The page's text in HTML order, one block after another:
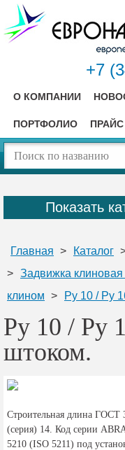
+7
О КОМПАНИИ
ПОРТФОЛИО ПРАЙС
Показать
Главная > Каталог
> Задвижка
клином > Ру 10 / Ру
Ру 10 / Ру
штоком.
Строительная длина ГОСТ
(серия) 14. Код серии
5210 (ISO 5211) под